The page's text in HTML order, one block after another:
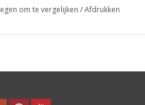
om te vergelijken /Afdrukken